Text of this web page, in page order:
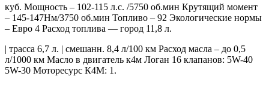
куб. Мощность – 102-115 л.с. /5750 об.мин Крутящий момент
– 145-147Нм/3750 об.мин Топливо – 92 Экологические нормы
– Евро 4 Расход топлива — город 11,8 л.
| трасса 6,7 л. | смешанн. 8,4 л/100 км Расход масла – до 0,5
л/1000 км Масло в двигатель к4м Логан 16 клапанов: 5W-40
5W-30 Моторесурс К4М: 1.